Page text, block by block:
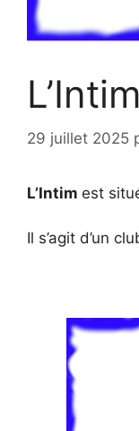
29 juillet 2025
L’Intim est
Il s’agit d’un